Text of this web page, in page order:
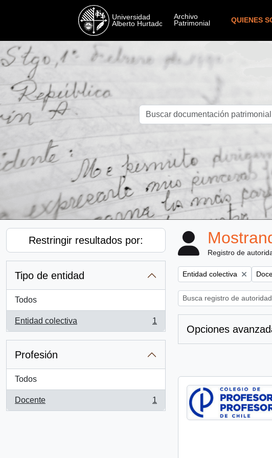
QUIENES
Restringir resultados por:
Tipo de entidad
Todos
Entidad colectiva
, 1 resultados
1
Profesión
Todos
Docente
, 1 resultados
1
Registro de
Remove filter:
Entidad colectiva
Opciones